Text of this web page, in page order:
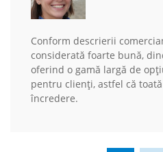
Conform descrierii
considerată foarte bună,
oferind o gamă largă de
pentru clienți, astfel că
încredere.